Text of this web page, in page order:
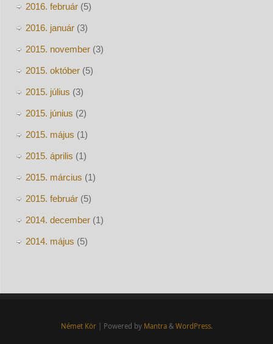
2016. február(5)
2016. január(3)
2015. november(3)
2015. október(5)
2015. július (3)
2015. június (2)
2015. május (1)
2015. április (1)
2015. március (1)
2015. február(5)
2014. december(1)
2014. május (5)
Német Kör| Powered by Mantra& WordPress.